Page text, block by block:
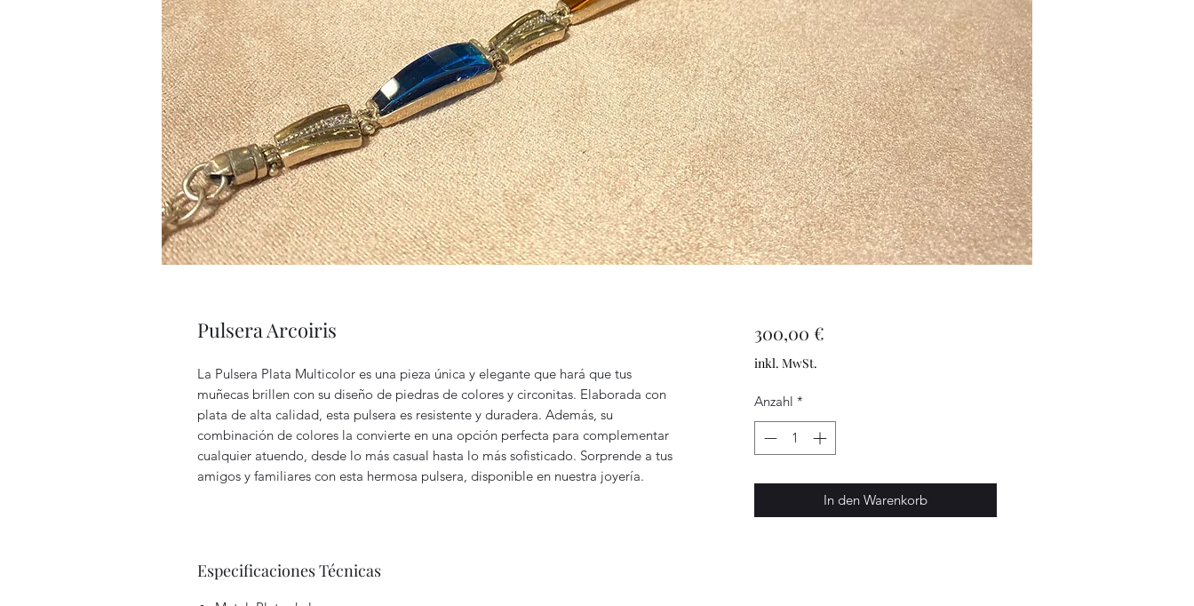
Pulsera Arcoiris
La Pulsera Plata Multicolor es una pieza única y elegante que hará que tus
muñecas brillen con su diseño de piedras de colores y circonitas. Elaborada con
plata de alta calidad, esta pulsera es resistente y duradera. Además, su
combinación de colores la convierte en una opción perfecta para complementar
cualquier atuendo, desde lo más casual hasta lo más sofisticado. Sorprende a tus
amigos y familiares con esta hermosa pulsera, disponible en nuestra joyería.
Especificaciones Técnicas
300,00 €Preis
inkl. MwSt.
Anzahl *
In den Warenkorb